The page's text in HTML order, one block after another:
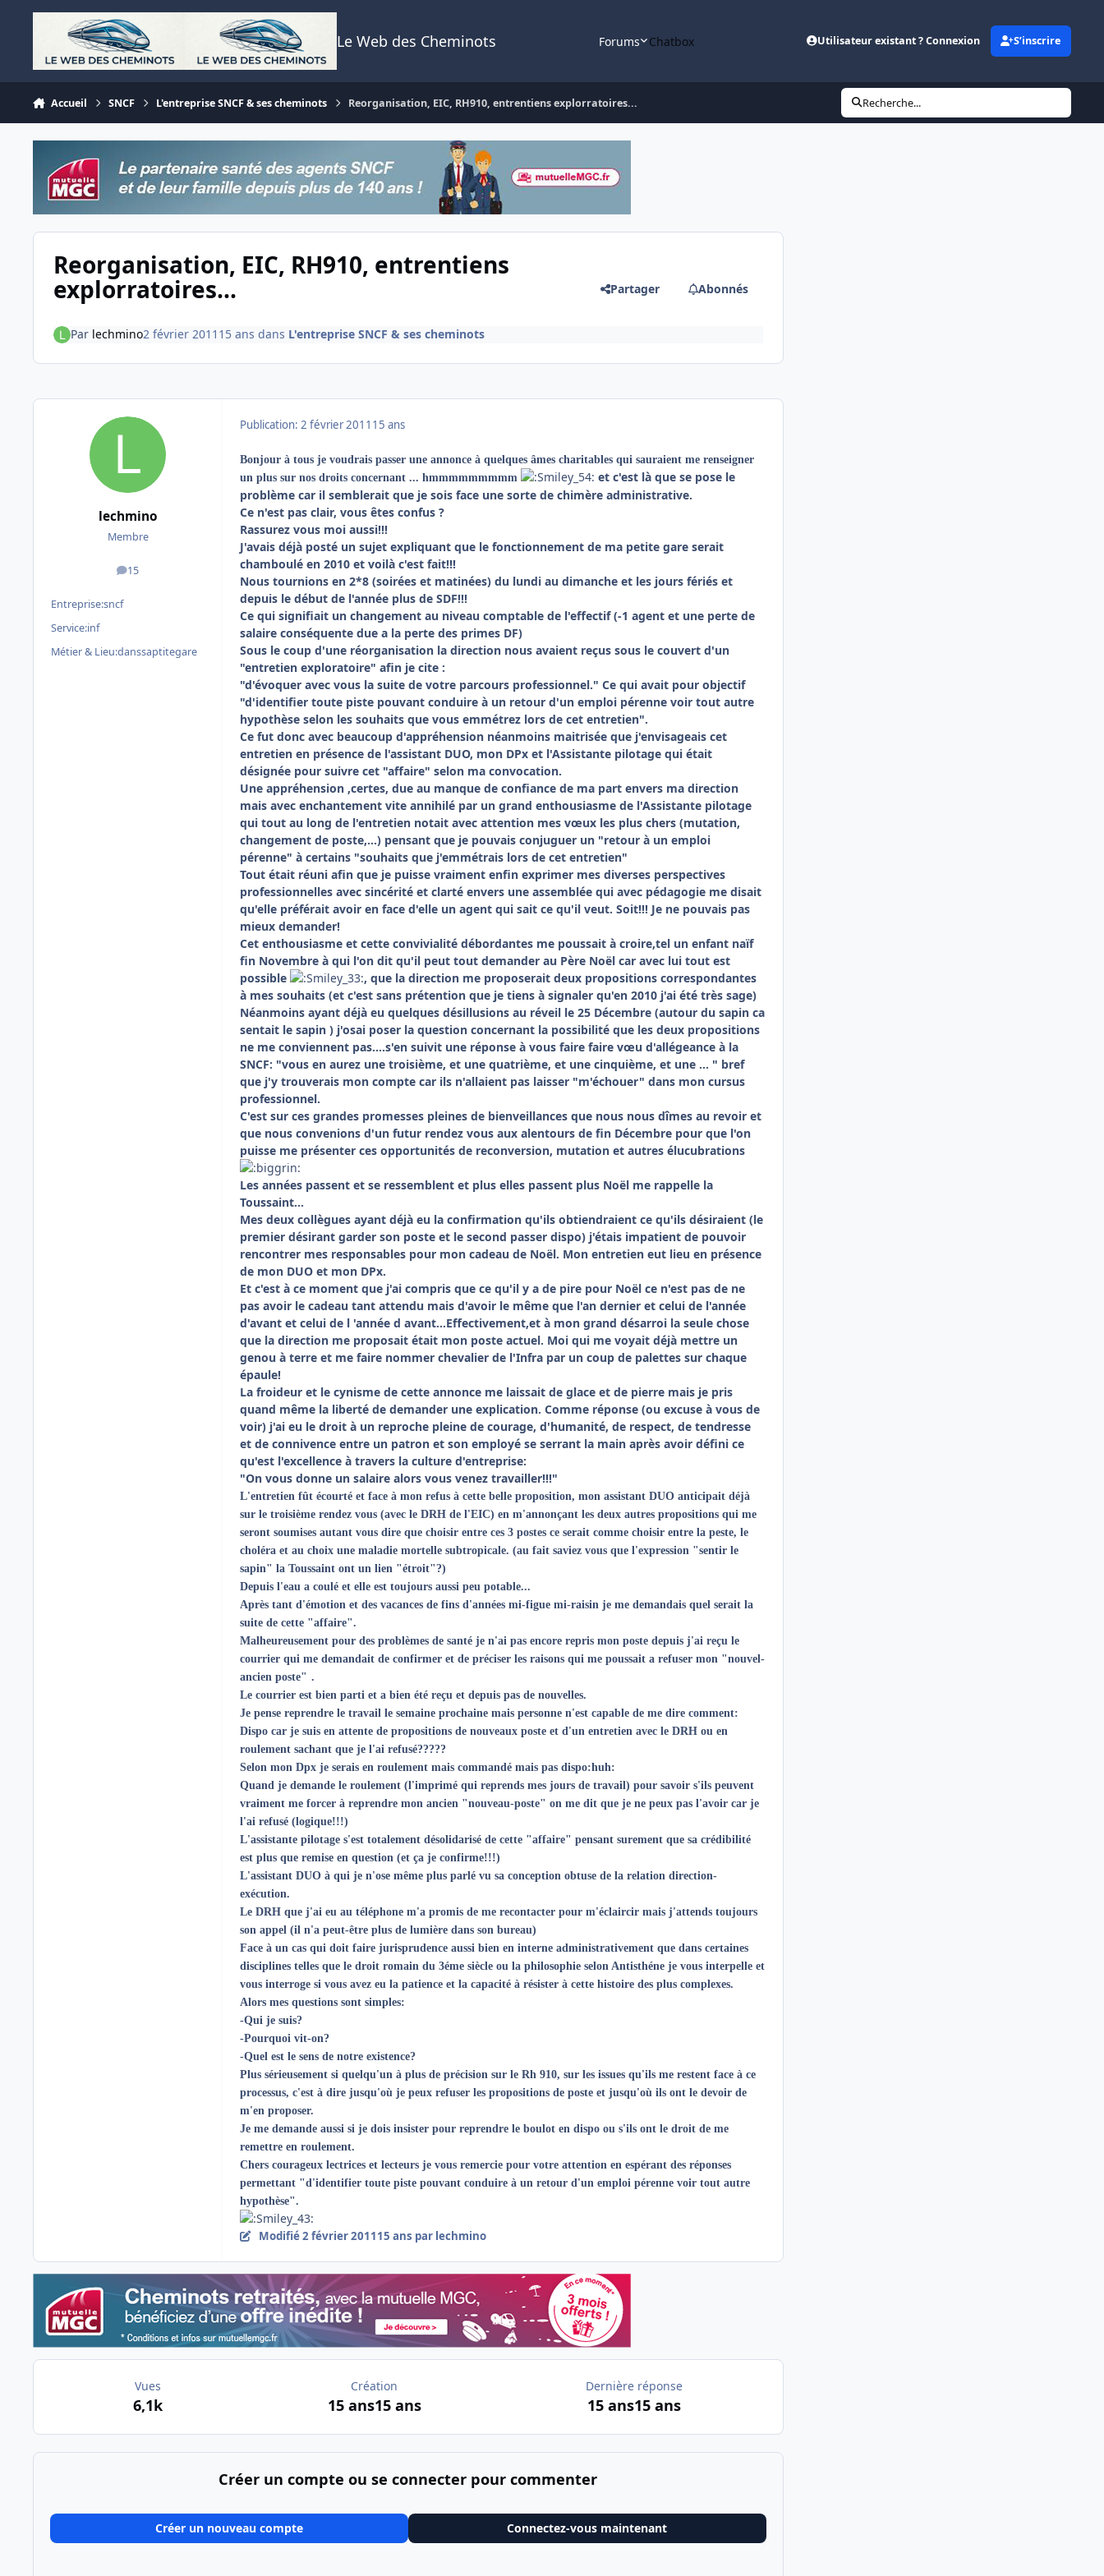
Aller au contenu
Le Web des Cheminots Forums Chatbox Utilisateur existant ? Connexion S’inscrire
Accueil SNCF L'entreprise SNCF & ses cheminots Reorganisation, EIC, RH910, entrentiens explorratoires... Recherche...
Reorganisation, EIC, RH910, entrentiens
explorratoires... Partager Abonnés
Par lechmino2 février 2011 15 ans dans L'entreprise SNCF & ses cheminots
lechmino
Membre
15
messages
Entreprise:sncf
Service:inf
Métier & Lieu:danssaptitegare
Publication: 2 février 2011 15 ans
Bonjour à tous je voudrais passer une annonce à quelques âmes charitables qui sauraient me renseigner
un plus sur nos droits concernant ... hmmmmmmmmm
et c'est là que se pose le
problème car il semblerait que je sois face une sorte de chimère administrative.
Ce n'est pas clair, vous êtes confus ?
Rassurez vous moi aussi!!!
J'avais déjà posté un sujet expliquant que le fonctionnement de ma petite gare serait
chamboulé en 2010 et voilà c'est fait!!!
Nous tournions en 2*8 (soirées et matinées) du lundi au dimanche et les jours fériés et
depuis le début de l'année plus de SDF!!!
Ce qui signifiait un changement au niveau comptable de l'effectif (-1 agent et une perte de
salaire conséquente due a la perte des primes DF)
Sous le coup d'une réorganisation la direction nous avaient reçus sous le couvert d'un
"entretien exploratoire" afin je cite :
"d'évoquer avec vous la suite de votre parcours professionnel." Ce qui avait pour objectif
"d'identifier toute piste pouvant conduire à un retour d'un emploi pérenne voir tout autre
hypothèse selon les souhaits que vous emmétrez lors de cet entretien".
Ce fut donc avec beaucoup d'appréhension néanmoins maitrisée que j'envisageais cet
entretien en présence de l'assistant DUO, mon DPx et l'Assistante pilotage qui était
désignée pour suivre cet "affaire" selon ma convocation.
Une appréhension ,certes, due au manque de confiance de ma part envers ma direction
mais avec enchantement vite annihilé par un grand enthousiasme de l'Assistante pilotage
qui tout au long de l'entretien notait avec attention mes vœux les plus chers (mutation,
changement de poste,...) pensant que je pouvais conjuguer un "retour à un emploi
pérenne" à certains "souhaits que j'emmétrais lors de cet entretien"
Tout était réuni afin que je puisse vraiment enfin exprimer mes diverses perspectives
professionnelles avec sincérité et clarté envers une assemblée qui avec pédagogie me disait
qu'elle préférait avoir en face d'elle un agent qui sait ce qu'il veut. Soit!!! Je ne pouvais pas
mieux demander!
Cet enthousiasme et cette convivialité débordantes me poussait à croire,tel un enfant naïf
fin Novembre à qui l'on dit qu'il peut tout demander au Père Noël car avec lui tout est
possible
, que la direction me proposerait deux propositions correspondantes
à mes souhaits (et c'est sans prétention que je tiens à signaler qu'en 2010 j'ai été très sage)
Néanmoins ayant déjà eu quelques désillusions au réveil le 25 Décembre (autour du sapin ca
sentait le sapin ) j'osai poser la question concernant la possibilité que les deux propositions
ne me conviennent pas....s'en suivit une réponse à vous faire faire vœu d'allégeance à la
SNCF: "vous en aurez une troisième, et une quatrième, et une cinquième, et une ... " bref
que j'y trouverais mon compte car ils n'allaient pas laisser "m'échouer" dans mon cursus
professionnel.
C'est sur ces grandes promesses pleines de bienveillances que nous nous dîmes au revoir et
que nous convenions d'un futur rendez vous aux alentours de fin Décembre pour que l'on
puisse me présenter ces opportunités de reconversion, mutation et autres élucubrations
Les années passent et se ressemblent et plus elles passent plus Noël me rappelle la
Toussaint...
Mes deux collègues ayant déjà eu la confirmation qu'ils obtiendraient ce qu'ils désiraient (le
premier désirant garder son poste et le second passer dispo) j'étais impatient de pouvoir
rencontrer mes responsables pour mon cadeau de Noël. Mon entretien eut lieu en présence
de mon DUO et mon DPx.
Et c'est à ce moment que j'ai compris que ce qu'il y a de pire pour Noël ce n'est pas de ne
pas avoir le cadeau tant attendu mais d'avoir le même que l'an dernier et celui de l'année
d'avant et celui de l 'année d avant...Effectivement,et à mon grand désarroi la seule chose
que la direction me proposait était mon poste actuel. Moi qui me voyait déjà mettre un
genou à terre et me faire nommer chevalier de l'Infra par un coup de palettes sur chaque
épaule!
La froideur et le cynisme de cette annonce me laissait de glace et de pierre mais je pris
quand même la liberté de demander une explication. Comme réponse (ou excuse à vous de
voir) j'ai eu le droit à un reproche pleine de courage, d'humanité, de respect, de tendresse
et de connivence entre un patron et son employé se serrant la main après avoir défini ce
qu'est l'excellence à travers la culture d'entreprise:
"On vous donne un salaire alors vous venez travailler!!!"
L'entretien fût écourté et face à mon refus à cette belle proposition, mon assistant DUO anticipait déjà
sur le troisième rendez vous (avec le DRH de l'EIC) en m'annonçant les deux autres propositions qui me
seront soumises autant vous dire que choisir entre ces 3 postes ce serait comme choisir entre la peste, le
choléra et au choix une maladie mortelle subtropicale. (au fait saviez vous que l'expression "sentir le
sapin" la Toussaint ont un lien "étroit"?)
Depuis l'eau a coulé et elle est toujours aussi peu potable...
Après tant d'émotion et des vacances de fins d'années mi-figue mi-raisin je me demandais quel serait la
suite de cette "affaire".
Malheureusement pour des problèmes de santé je n'ai pas encore repris mon poste depuis j'ai reçu le
courrier qui me demandait de confirmer et de préciser les raisons qui me poussait a refuser mon "nouvel-
ancien poste" .
Le courrier est bien parti et a bien été reçu et depuis pas de nouvelles.
Je pense reprendre le travail le semaine prochaine mais personne n'est capable de me dire comment:
Dispo car je suis en attente de propositions de nouveaux poste et d'un entretien avec le DRH ou en
roulement sachant que je l'ai refusé?????
Selon mon Dpx je serais en roulement mais commandé mais pas dispo:huh:
Quand je demande le roulement (l'imprimé qui reprends mes jours de travail) pour savoir s'ils peuvent
vraiment me forcer à reprendre mon ancien "nouveau-poste" on me dit que je ne peux pas l'avoir car je
l'ai refusé (logique!!!)
L'assistante pilotage s'est totalement désolidarisé de cette "affaire" pensant surement que sa crédibilité
est plus que remise en question (et ça je confirme!!!)
L'assistant DUO à qui je n'ose même plus parlé vu sa conception obtuse de la relation direction-
exécution.
Le DRH que j'ai eu au téléphone m'a promis de me recontacter pour m'éclaircir mais j'attends toujours
son appel (il n'a peut-être plus de lumière dans son bureau)
Face à un cas qui doit faire jurisprudence aussi bien en interne administrativement que dans certaines
disciplines telles que le droit romain du 3éme siècle ou la philosophie selon Antisthéne je vous interpelle et
vous interroge si vous avez eu la patience et la capacité à résister à cette histoire des plus complexes.
Alors mes questions sont simples:
-Qui je suis?
-Pourquoi vit-on?
-Quel est le sens de notre existence?
Plus sérieusement si quelqu'un à plus de précision sur le Rh 910, sur les issues qu'ils me restent face à ce
processus, c'est à dire jusqu'où je peux refuser les propositions de poste et jusqu'où ils ont le devoir de
m'en proposer.
Je me demande aussi si je dois insister pour reprendre le boulot en dispo ou s'ils ont le droit de me
remettre en roulement.
Chers courageux lectrices et lecteurs je vous remercie pour votre attention en espérant des réponses
permettant "d'identifier toute piste pouvant conduire à un retour d'un emploi pérenne voir tout autre
hypothèse".
Modifié2 février 201115 ans par lechmino
Vues
6,1k
Création
15 ans15 ans
Dernière réponse
15 ans15 ans
Créer un compte ou se connecter pour commenter
Créer un nouveau compte Connectez-vous maintenant